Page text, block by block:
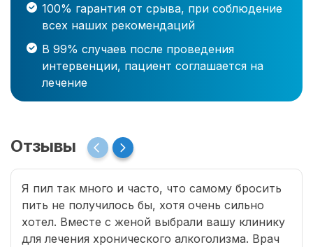
100% гарантия от срыва, при соблюдение
всех наших рекомендаций
В 99% случаев после проведения
интервенции, пациент соглашается на
лечение
Отзывы
Я пил так много и часто, что самому бросить
пить не получилось бы, хотя очень сильно
хотел. Вместе с женой выбрали вашу клинику
для лечения хронического алкоголизма. Врач